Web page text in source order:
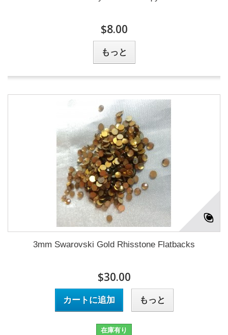
$8.00
もっと
3mm Swarovski Gold Rhisstone Flatbacks
$30.00
カートに追加 もっと
在庫有り